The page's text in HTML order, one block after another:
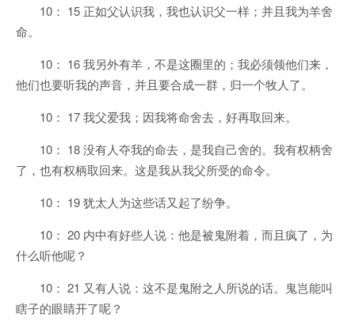
10： 15 正如父认识我，我也认识父一样；并且我为羊舍
命。
10： 16 我另外有羊，不是这圈里的；我必须领他们来，
他们也要听我的声音，并且要合成一群，归一个牧人了。
10： 17 我父爱我；因我将命舍去，好再取回来。
10： 18 没有人夺我的命去，是我自己舍的。我有权柄舍
了，也有权柄取回来。这是我从我父所受的命令。
10： 19 犹太人为这些话又起了纷争。
10： 20 内中有好些人说：他是被鬼附着，而且疯了，为
什么听他呢？
10： 21 又有人说：这不是鬼附之人所说的话。鬼岂能叫
瞎子的眼睛开了呢？